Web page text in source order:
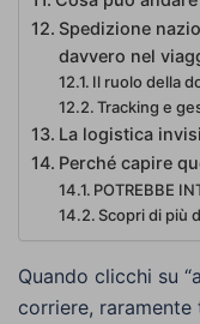
Spedizione
davvero nel
Il ruolo della
Tracking e
La logistica
Perché capire
POTREBBE
Scopri di più
Quando clicchi su
corriere,